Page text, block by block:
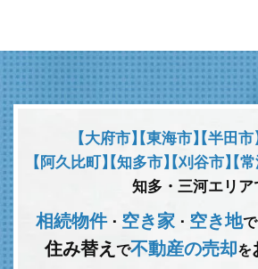
【大府市】【東海市】【半田市
【阿久比町】【知多市】【刈谷市】
【
知多・三河エリア
相続物件･ 空き家 ･ 空き地で
住み替え で不動産の売却を